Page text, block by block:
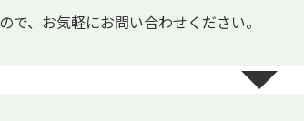
で、お気軽にお問い合わせください。